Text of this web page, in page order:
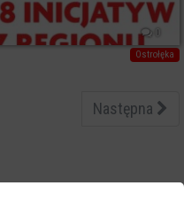
0
Ostrołęka
Następna